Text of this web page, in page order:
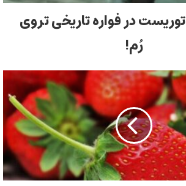
در فواره تاریخی تروی
رُم!